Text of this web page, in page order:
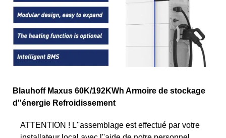
Blauhoff Maxus 60K/192KWh Armoire de stockage
d''énergie Refroidissement
ATTENTION ! L''assemblage est effectué par votre